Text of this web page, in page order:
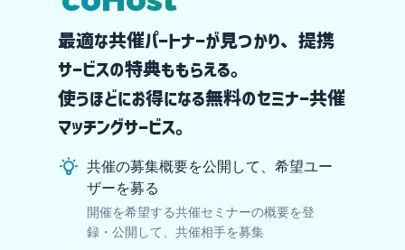
最適な共催パートナーが見つかり、提携
サービスの特典ももらえる。
使うほどにお得になる無料のセミナー共催
マッチングサービス。
共催の募集概要を公開して、希望ユー
ザーを募る
開催を希望する共催セミナーの概要を登
録・公開して、共催相手を募集